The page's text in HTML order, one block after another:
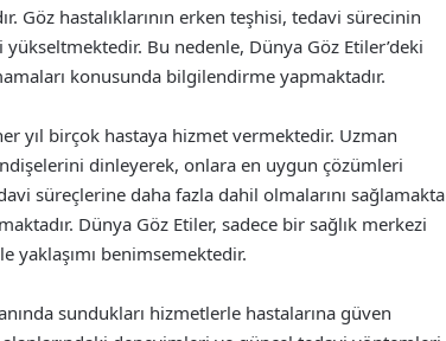
hastalıklarının erken teşhisi, tedavi sürecinin
yükseltmektedir. Bu nedenle, Dünya Göz Etiler’deki
konusunda bilgilendirme yapmaktadır.
yıl birçok hastaya hizmet vermektedir. Uzman
dinleyerek, onlara en uygun çözümleri
süreçlerine daha fazla dahil olmalarını sağlamakta
Dünya Göz Etiler, sadece bir sağlık merkezi
yaklaşımı benimsemektedir.
sundukları hizmetlerle hastalarına güven